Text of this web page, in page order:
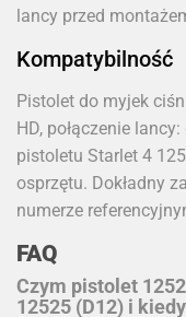
lancy przed
Kompatybilność
Pistolet do myjek
HD, połączenie
pistoletu Starlet 4
osprzętu. Dokładny
numerze
FAQ
Czym pistolet
12525 (D12) i